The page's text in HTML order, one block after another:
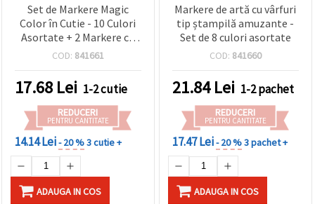
Set de Markere Magic
Color în Cutie - 10 Culori
Asortate + 2 Markere cu
Efect Alb
COD: 841661
17.68 Lei 1-2 cutie
REDUCERI
PENTRU CANTITATE
14.14 Lei- 20 %3 cutie +
ADAUGA IN COS
Markere de artă cu vârfuri
tip ștampilă amuzante -
Set de 8 culori asortate
COD: 841660
21.84Lei 1-2 pachet
REDUCERI
PENTRU CANTITATE
17.47 Lei- 20 %3 pachet +
ADAUGA IN COS